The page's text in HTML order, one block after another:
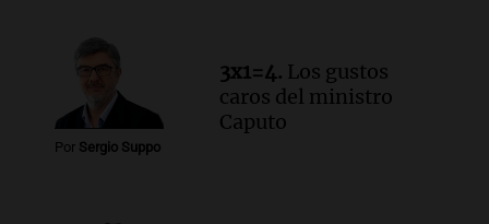
Por Sergio Suppo
3x1=4. Los gustos
caros del ministro
Caputo